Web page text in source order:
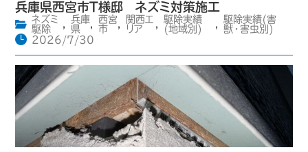
兵庫県西宮市T様邸 ネズミ対策施工
ネズミ
駆除
,
兵庫
県
,
西宮
市
,
関西エ
リア
,
駆除実績
(地域別)
,
駆除実績(害
獣・害虫別)
2026/7/30